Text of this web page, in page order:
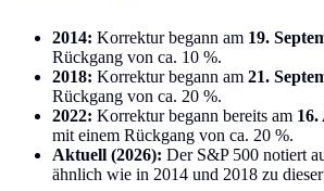
2014: Korrektur begann am 19.
Rückgang von ca. 10 %.
2018: Korrektur begann am 21.
Rückgang von ca. 20 %.
2022: Korrektur begann bereits am 16.
mit einem Rückgang von ca. 20 %.
Aktuell (2026): Der S&P 500 notiert
ähnlich wie in 2014 und 2018 zu